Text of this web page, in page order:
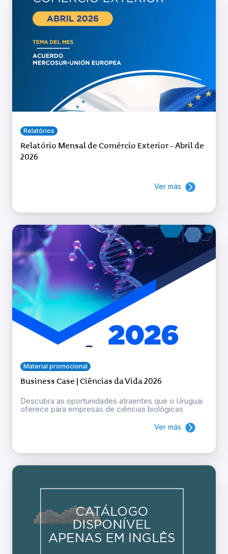
Relatórios
Relatório Mensal de Comércio Exterior – Abril de
2026
Ver más
Material promocional
Business Case | Ciências da Vida 2026
Descubra as oportunidades atraentes que o Uruguai
oferece para empresas de ciências biológicas
Ver más